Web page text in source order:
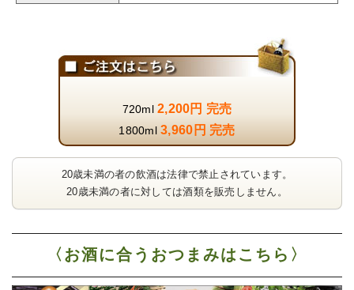
720ml2,200円 完売
1800ml3,960円 完売
20歳未満の者の飲酒は法律で禁止されています。
20歳未満の者に対しては酒類を販売しません。
〈お酒に合うおつまみはこちら〉